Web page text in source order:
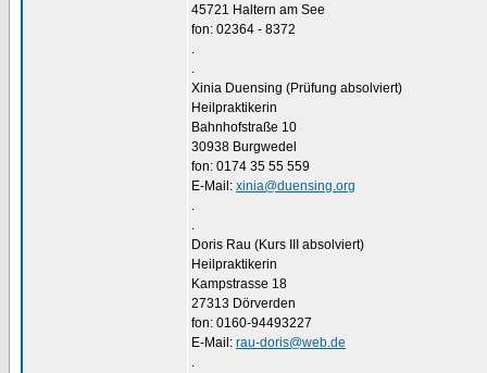
45721 Haltern am See
fon: 02364 - 8372
.
.
Xinia Duensing (Prüfung absolviert)
Heilpraktikerin
Bahnhofstraße 10
30938 Burgwedel
fon: 0174 35 55 559
E-Mail: xinia@duensing.org
.
.
Doris Rau (Kurs III absolviert)
Heilpraktikerin
Kampstrasse 18
27313 Dörverden
fon: 0160-94493227
E-Mail: rau-doris@web.de
.